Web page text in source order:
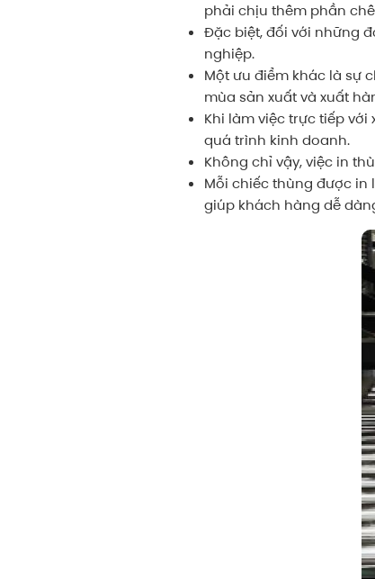
phải chịu thêm phần
Đặc biệt, đối với những
nghiệp.
Một ưu điểm khác là sự
mùa sản xuất và xuất
Khi làm việc trực tiếp
quá trình kinh doanh.
Không chỉ vậy, việc in
Mỗi chiếc thùng được in
giúp khách hàng dễ